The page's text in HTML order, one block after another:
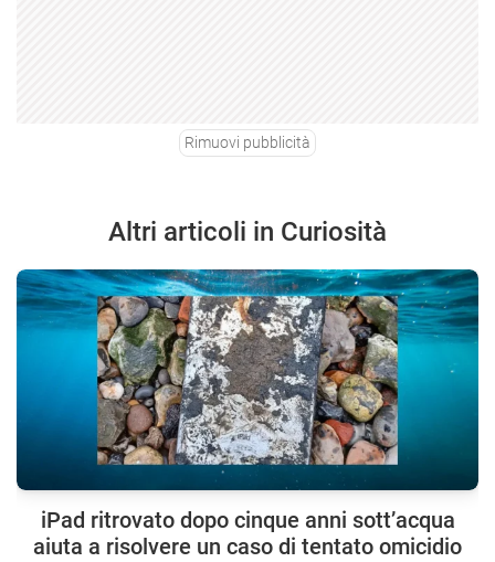
Rimuovi pubblicità
Altri articoli in Curiosità
iPad ritrovato dopo cinque anni sott’acqua
aiuta a risolvere un caso di tentato omicidio